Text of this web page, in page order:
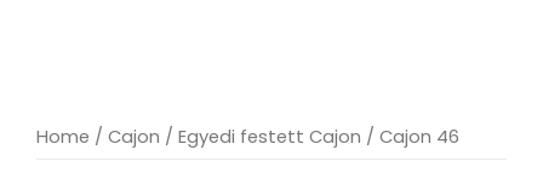
Home / Cajon / Egyedi festett Cajon / Cajon 46